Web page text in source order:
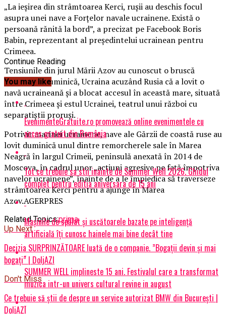
„La ieşirea din strâmtoarea Kerci, ruşii au deschis focul
asupra unei nave a Forţelor navale ucrainene. Există o
persoană rănită la bord”, a precizat pe Facebook Boris
Babin, reprezentant al preşedintelui ucrainean pentru
Crimeea.
Tensiunile din jurul Mării Azov au cunoscut o bruscă
escaladare duminică, Ucraina acuzând Rusia că a lovit o
navă ucraineană şi a blocat accesul în această mare, situată
între Crimeea şi estul Ucrainei, teatrul unui război cu
separatiştii proruşi.
Potrivit marinei ucrainene, nave ale Gărzii de coastă ruse au
lovit duminică unul dintre remorcherele sale în Marea
Neagră în largul Crimeii, peninsulă anexată în 2014 de
Moscova, în cadrul unor „acţiuni agresive pe faţă împotriva
navelor ucrainene”, înainte de a le împiedica să traverseze
strâmtoarea Kerci pentru a ajunge în Marea
Azov.AGERPRES
Related Topics:prima
Up Next
Decizia SURPRINZĂTOARE luată de o companie. ”Bogații devin și mai
bogați” | DoljAZI
Don't Miss
Ce trebuie să știi de despre un service autorizat BMW din București |
DoljAZI
Continue Reading
You may like
EvenimenteGratuite.ro promovează online evenimentele cu
acces gratuit din România
Tot ce trebuie sa stii inainte de Summer Well 2026. Ghidul
complet pentru editia aniversara de 15 ani
Mașinile de spălat și uscătoarele bazate pe inteligență
artificială îți cunosc hainele mai bine decât tine
SUMMER WELL implineste 15 ani. Festivalul care a transformat
muzica intr-un univers cultural revine in august